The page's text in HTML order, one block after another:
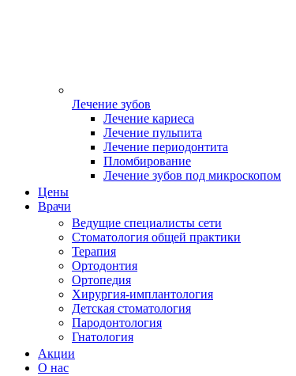
Лечение зубов
Лечение кариеса
Лечение пульпита
Лечение периодонтита
Пломбирование
Лечение зубов под микроскопом
Цены
Врачи
Ведущие специалисты сети
Стоматология общей практики
Терапия
Ортодонтия
Ортопедия
Хирургия-имплантология
Детская стоматология
Пародонтология
Гнатология
Акции
О нас